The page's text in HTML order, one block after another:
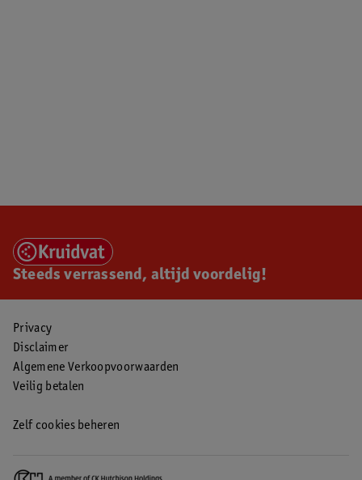
Steeds verrassend, altijd voordelig!
Privacy
Disclaimer
Algemene Verkoopvoorwaarden
Veilig betalen
Zelf cookies beheren